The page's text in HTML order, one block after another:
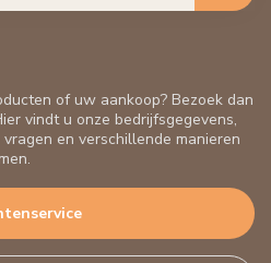
of uw aankoop? Bezoek dan
vindt u onze bedrijfsgegevens,
en verschillende manieren